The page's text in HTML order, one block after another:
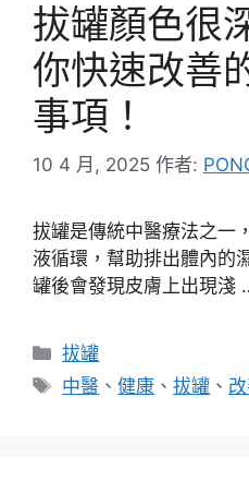
拔罐顏色很
你快速改善
事項！
10 4 月, 2025 作者:
拔罐是傳統中醫療法之一
液循環，幫助排出體內的
罐後會發現皮膚上出現淺
分
類
拔罐
標
中醫 、健康 、拔罐 、